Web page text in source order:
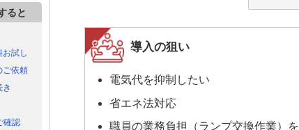
導入の狙い
電気代を抑制したい
省エネ法対応
職員の業務負担（ランプ交換作業）を
ると
試し
ご依頼
き
確認